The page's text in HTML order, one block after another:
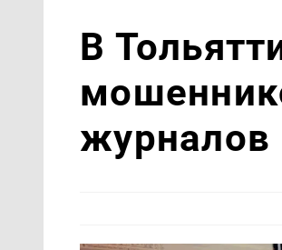
В
журналов